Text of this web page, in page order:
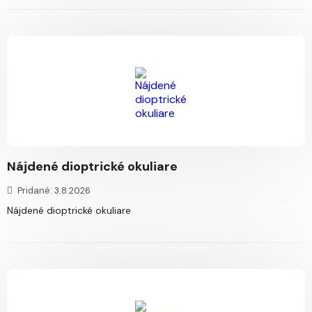
Nájdené dioptrické okuliare
Pridané: 3.8.2026
Nájdené dioptrické okuliare